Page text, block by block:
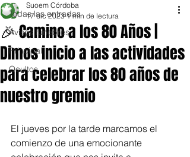
Todas las entradas
Avisos fúnebres
Principal
Ocultos
🎉 Camino a los 80 Años |
Dimos inicio a las actividades
para celebrar los 80 años de
nuestro gremio
Suoem Córdoba
17 dic 2023 1 min de lectura
El jueves por la tarde marcamos el
comienzo de una emocionante